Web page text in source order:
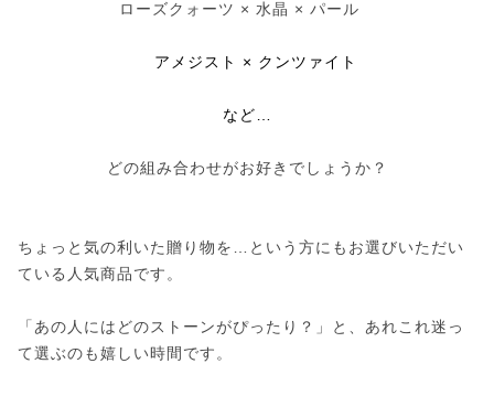
ローズクォーツ × 水晶 × パール
アメジスト × クンツァイト
など…
どの組み合わせがお好きでしょうか？
ちょっと気の利いた贈り物を…という方にもお選びいただい
ている人気商品です。
「あの人にはどのストーンがぴったり？」と、あれこれ迷っ
て選ぶのも嬉しい時間です。